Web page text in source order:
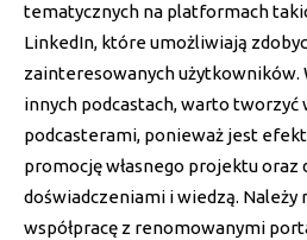
tematycznych na platformach
LinkedIn, które umożliwiają
zainteresowanych użytkowników.
innych podcastach, warto tworzyć
podcasterami, ponieważ jest
promocję własnego projektu oraz
doświadczeniami i wiedzą. Należy
współpracę z renomowanymi